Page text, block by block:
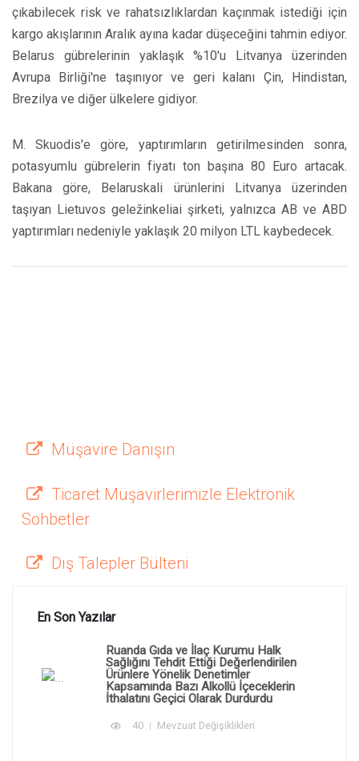
çıkabilecek risk ve rahatsızlıklardan kaçınmak istediği için
kargo akışlarının Aralık ayına kadar düşeceğini tahmin ediyor.
Belarus gübrelerinin yaklaşık %10'u Litvanya üzerinden
Avrupa Birliği'ne taşınıyor ve geri kalanı Çin, Hindistan,
Brezilya ve diğer ülkelere gidiyor.
M. Skuodis'e göre, yaptırımların getirilmesinden sonra,
potasyumlu gübrelerin fiyatı ton başına 80 Euro artacak.
Bakana göre, Belaruskali ürünlerini Litvanya üzerinden
taşıyan Lietuvos geležinkeliai şirketi, yalnızca AB ve ABD
yaptırımları nedeniyle yaklaşık 20 milyon LTL kaybedecek.
Müşavire Danışın
Ticaret Müşavirlerimizle Elektronik
Sohbetler
Dış Talepler Bülteni
En Son Yazılar
Ruanda Gıda ve İlaç Kurumu Halk
Sağlığını Tehdit Ettiği Değerlendirilen
Ürünlere Yönelik Denetimler
Kapsamında Bazı Alkollü İçeceklerin
İthalatını Geçici Olarak Durdurdu
40 Mevzuat Değişiklikleri